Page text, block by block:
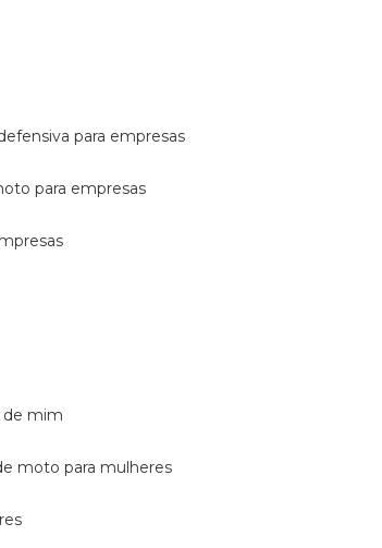
para empresas
para empresas
de mim
de moto para mulheres